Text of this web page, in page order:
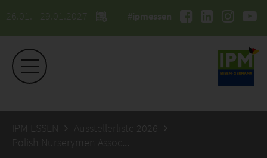
26.01. - 29.01.2027 #ipmessen
IPM ESSEN
Ausstellerliste 2026
Polish Nurserymen Association